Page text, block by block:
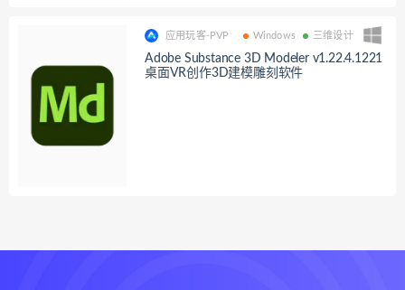
应用玩客-PVP Windows 三维设计
Adobe Substance 3D Modeler v1.22.4.1221
桌面VR创作3D建模雕刻软件